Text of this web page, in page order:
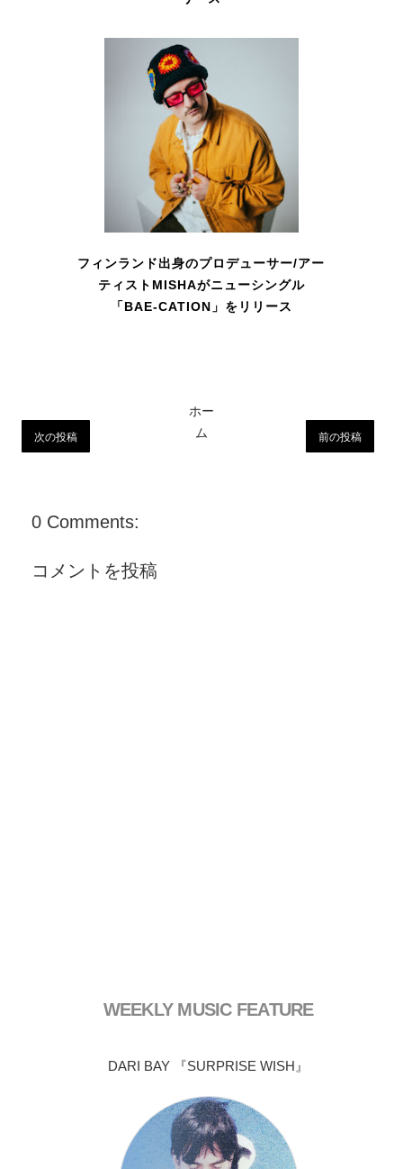
フィンランド出身のプロデューサー/アー
ティストMISHAがニューシングル
「BAE-CATION」をリリース
次の投稿 前の投稿
ホー
ム
0 Comments:
コメントを投稿
WEEKLY MUSIC FEATURE
DARI BAY 『SURPRISE WISH』